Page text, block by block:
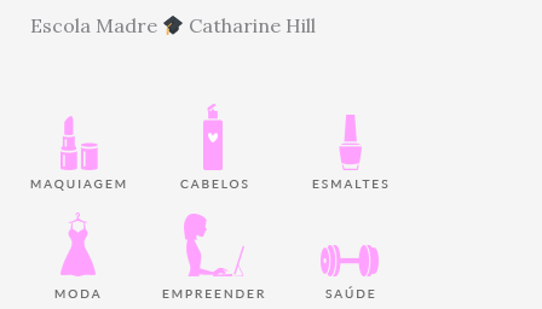
Escola Madre
Catharine Hill